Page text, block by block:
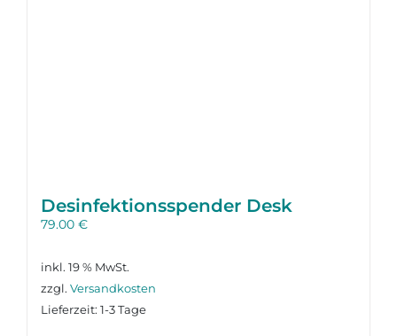
Desinfektions­spender Desk
79.00 €
inkl. 19 % MwSt.
zzgl. Versandkosten
Lieferzeit: 1-3 Tage